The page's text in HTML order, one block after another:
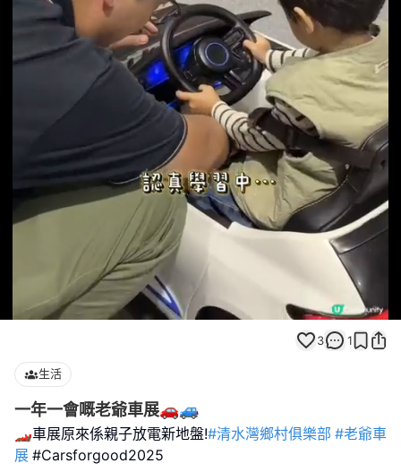
Loaded:
100.00%
Unmute
3 1
生活
一年一會嘅老爺車展🚗🚙
🏎️車展原來係親子放電新地盤!#清水灣鄉村俱樂部 #老爺車
展 #Carsforgood2025